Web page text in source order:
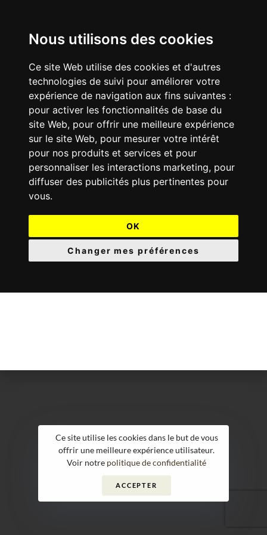
Nous utilisons des cookies
Ce site Web utilise des cookies et d'autres
technologies de suivi pour améliorer votre
expérience de navigation aux fins suivantes :
pour activer les fonctionnalités de base du
site Web, pour offrir une meilleure expérience
sur le site Web, pour mesurer votre intérêt
pour nos produits et services et pour
personnaliser les interactions marketing, pour
diffuser des publicités plus pertinentes pour
vous.
OK
Changer mes préférences
Ce site utilise les cookies dans le but de vous
offrir une meilleure expérience utilisateur.
Voir notre politique de confidentialité
ACCEPTER